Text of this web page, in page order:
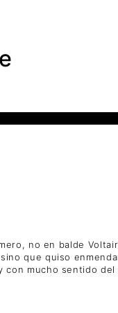
no en balde
que quiso
con mucho sentido del